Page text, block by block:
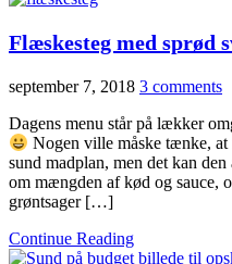
Flæskesteg med sprød
september 7, 2018 3 comments
Dagens menu står på lækker
Nogen ville måske tænke,
sund madplan, men det kan den
om mængden af kød og sauce,
grøntsager […]
Continue Reading